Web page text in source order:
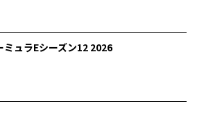
ミュラEシーズン12 2026